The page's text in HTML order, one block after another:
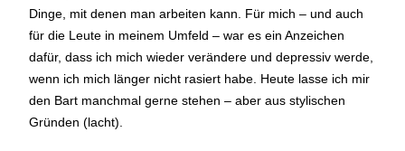
Dinge, mit denen man arbeiten kann. Für mich – und auch
für die Leute in meinem Umfeld – war es ein Anzeichen
dafür, dass ich mich wieder verändere und depressiv werde,
wenn ich mich länger nicht rasiert habe. Heute lasse ich mir
den Bart manchmal gerne stehen – aber aus stylischen
Gründen (lacht).